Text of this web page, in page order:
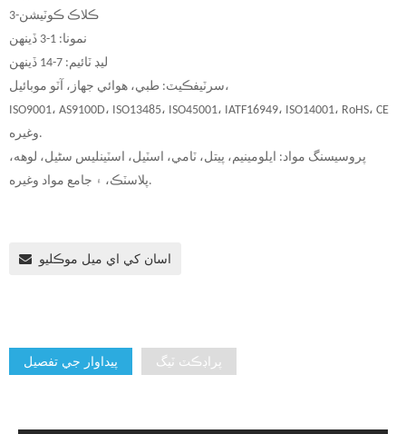
3-ڪلاڪ ڪوٽيشن
نمونا: 1-3 ڏينهن
ليڊ ٽائيم: 7-14 ڏينهن
سرٽيفڪيٽ: طبي، هوائي جهاز، آٽو موبائيل،
ISO9001، AS9100D، ISO13485، ISO45001، IATF16949، ISO14001، RoHS، CE
وغيره.
پروسيسنگ مواد: ايلومينيم، پيتل، ٽامي، اسٽيل، اسٽينلیس سٹیل، لوهه،
پلاسٽڪ، ۽ جامع مواد وغيره.
اسان کي اي ميل موڪليو
پيداوار جي تفصيل پراڊڪٽ ٽيگ